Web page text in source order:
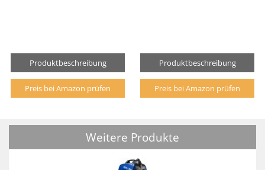
Produktbeschreibung
Preis bei Amazon prüfen
Produktbeschreibung
Preis bei Amazon prüfen
Weitere Produkte